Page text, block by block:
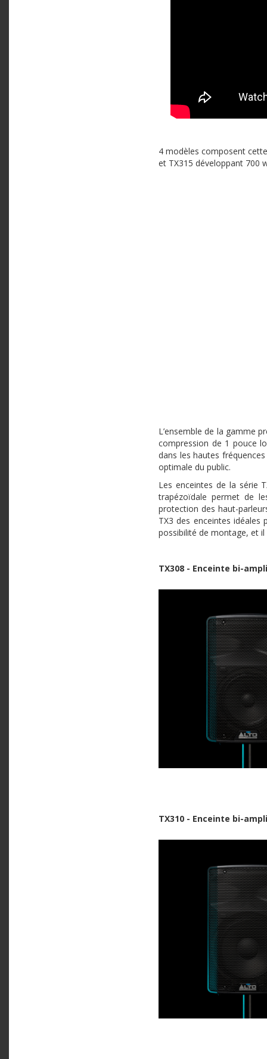
4 modèles composent
et TX315 développant 700
L’ensemble de la gamme
compression de 1 pouce
dans les hautes
optimale du public.
Les enceintes de la série
trapézoïdale permet de
protection des haut-
TX3 des enceintes
possibilité de montage, et
TX308 - Enceinte bi-
TX310 - Enceinte bi-